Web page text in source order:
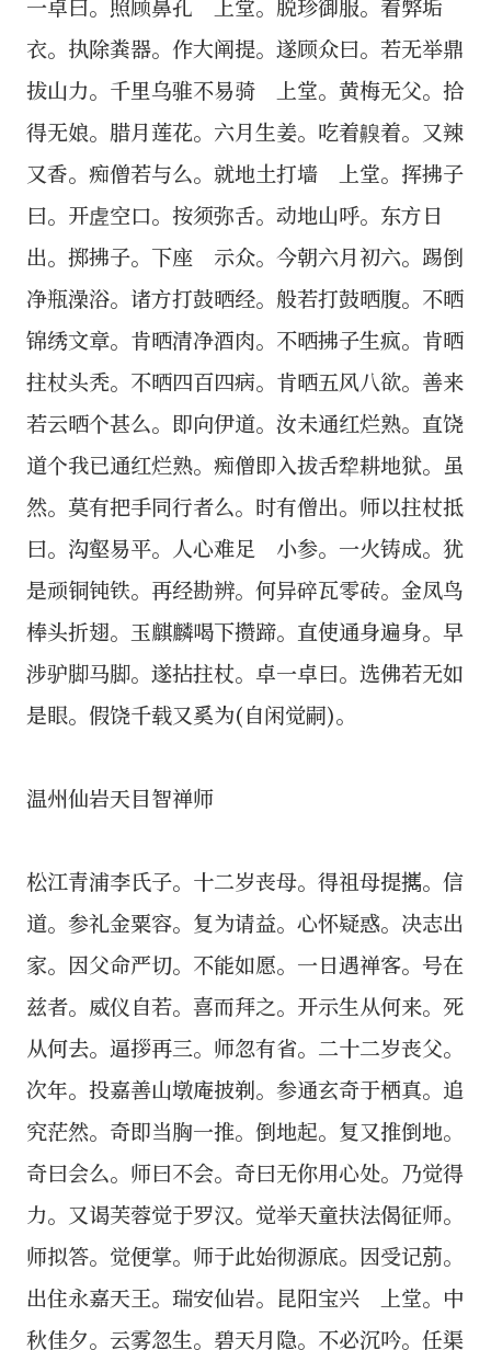
衣。执除粪器。作大阐提。遂顾众曰。若无举鼎
拔山力。千里乌骓不易骑 上堂。黄梅无父。拾
得无娘。腊月莲花。六月生姜。吃着齅着。又辣
又香。痴僧若与么。就地土打墙 上堂。挥拂子
曰。开虗空口。按须弥舌。动地山呼。东方日
出。掷拂子。下座 示众。今朝六月初六。踢倒
净瓶澡浴。诸方打鼓晒经。般若打鼓晒腹。不晒
锦绣文章。肯晒清净酒肉。不晒拂子生疯。肯晒
拄杖头秃。不晒四百四病。肯晒五风八欲。善来
若云晒个甚么。即向伊道。汝未通红烂熟。直饶
道个我已通红烂熟。痴僧即入拔舌犂耕地狱。虽
然。莫有把手同行者么。时有僧出。师以拄杖抵
曰。沟壑易平。人心难足 小参。一火铸成。犹
是顽铜钝铁。再经勘辨。何异碎瓦零砖。金凤鸟
棒头折翅。玉麒麟喝下攒蹄。直使通身遍身。早
涉驴脚马脚。遂拈拄杖。卓一卓曰。选佛若无如
是眼。假饶千载又奚为(自闲觉嗣)。
温州仙岩天目智禅师
松江青浦李氏子。十二岁丧母。得祖母提𢹂。信
道。参礼金粟容。复为请益。心怀疑惑。决志出
家。因父命严切。不能如愿。一日遇禅客。号在
兹者。威仪自若。喜而拜之。开示生从何来。死
从何去。逼拶再三。师忽有省。二十二岁丧父。
次年。投嘉善山墩庵披剃。参通玄奇于栖真。追
究茫然。奇即当胸一推。倒地起。复又推倒地。
奇曰会么。师曰不会。奇曰无你用心处。乃觉得
力。又谒芙蓉觉于罗汉。觉举天童扶法偈征师。
师拟答。觉便掌。师于此始彻源底。因受记莂。
出住永嘉天王。瑞安仙岩。昆阳宝兴 上堂。中
秋佳夕。云雾忽生。碧天月隐。不必沉吟。任渠